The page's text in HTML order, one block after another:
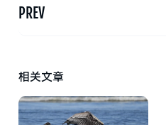
PREV
相关文章